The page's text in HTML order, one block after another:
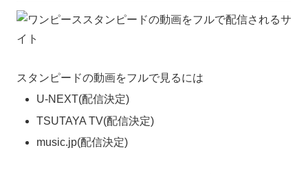
スタンピードの動画をフルで見るには
U-NEXT(配信決定)
TSUTAYA TV(配信決定)
music.jp(配信決定)